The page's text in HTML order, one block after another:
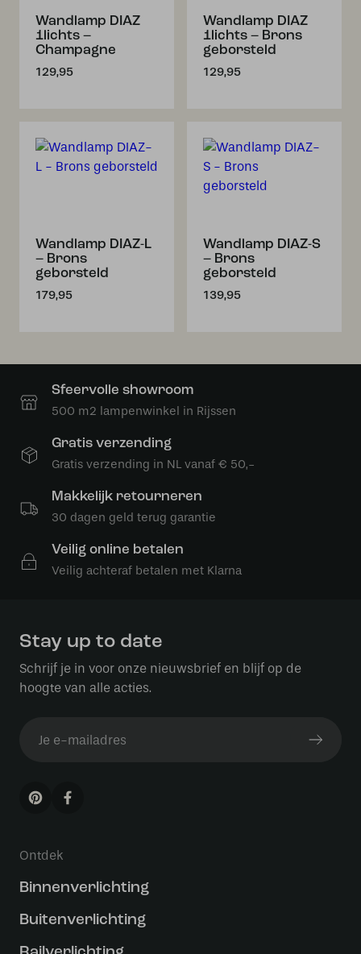
Wandlamp DIAZ
1lichts –
Champagne
129,95
Wandlamp DIAZ
1lichts – Brons
geborsteld
129,95
Wandlamp DIAZ-L
– Brons
geborsteld
179,95
Wandlamp DIAZ-S
– Brons
geborsteld
139,95
Sfeervolle showroom
500 m2 lampenwinkel in Rijssen
Gratis verzending
Gratis verzending in NL vanaf € 50,-
Makkelijk retourneren
30 dagen geld terug garantie
Veilig online betalen
Veilig achteraf betalen met Klarna
Stay up to date
Schrijf je in voor onze nieuwsbrief en blijf op de
hoogte van alle acties.
Ontdek
Binnenverlichting
Buitenverlichting